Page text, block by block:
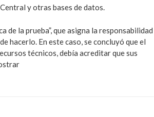
y otras bases de datos.
de la prueba”, que asigna la responsabilidad
hacerlo. En este caso, se concluyó que el
técnicos, debía acreditar que sus